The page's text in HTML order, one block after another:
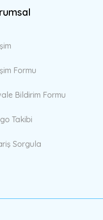
Formu
Bildirim Formu
Takibi
Sorgula